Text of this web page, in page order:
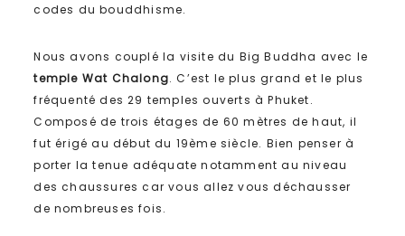
codes du bouddhisme.
Nous avons couplé la visite du Big Buddha avec le
temple Wat Chalong. C’est le plus grand et le plus
fréquenté des 29 temples ouverts à Phuket.
Composé de trois étages de 60 mètres de haut, il
fut érigé au début du 19ème siècle. Bien penser à
porter la tenue adéquate notamment au niveau
des chaussures car vous allez vous déchausser
de nombreuses fois.